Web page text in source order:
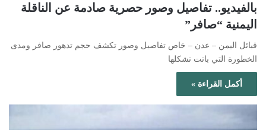
بالفيديو.. تفاصيل وصور حصرية صادمة عن الناقلة
اليمنية “صافر”
قبائل اليمن – عدن – خاص تفاصيل وصور تكشف حجم تدهور صافر ومدى
الخطورة التي باتت تشكلها
أكمل القراءة »